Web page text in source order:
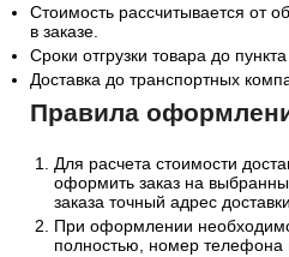
Стоимость рассчитывается от
в заказе.
Сроки отгрузки товара до
Доставка до транспортных
Правила
Для расчета стоимости
оформить заказ на
заказа точный адрес
При оформлении
полностью, номер телефона